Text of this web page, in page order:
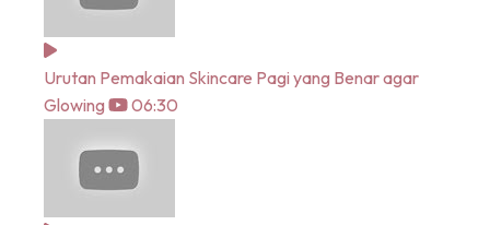
Urutan Pemakaian Skincare Pagi yang Benar agar
Glowing
06:30